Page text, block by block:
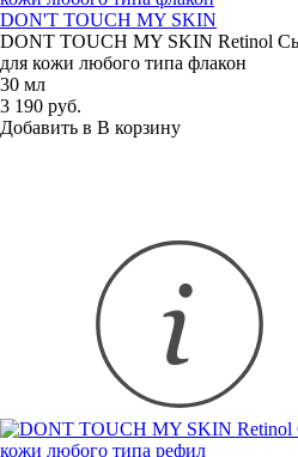
DON'T TOUCH MY SKIN
DONT TOUCH MY SKIN Retinol
для кожи любого типа флакон
30 мл
3 190 руб.
Добавить в В корзину